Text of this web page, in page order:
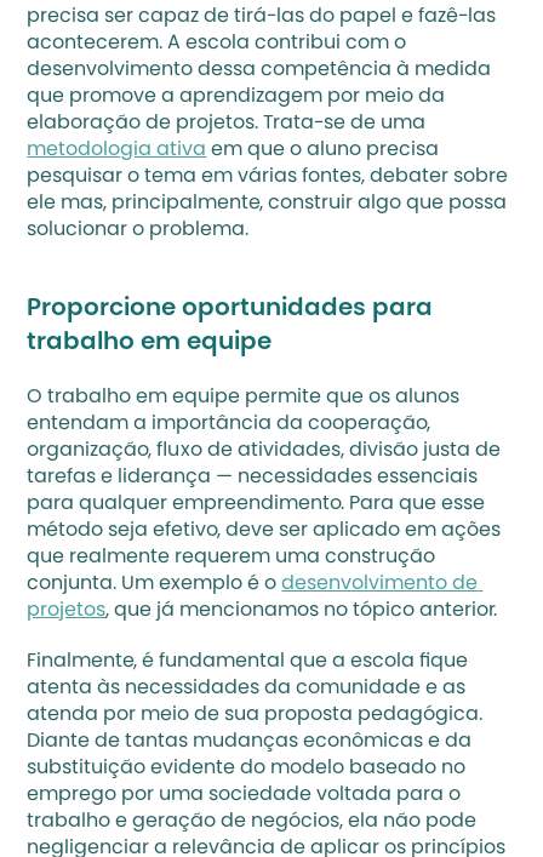
precisa ser capaz de tirá-las do papel e fazê-las
acontecerem. A escola contribui com o
desenvolvimento dessa competência à medida
que promove a aprendizagem por meio da
metodologia ativa em que o aluno precisa
pesquisar o tema em várias fontes, debater sobre
ele mas, principalmente, construir algo que possa
solucionar o problema.
Proporcione oportunidades para
trabalho em equipe
O trabalho em equipe permite que os alunos
entendam a importância da cooperação,
organização, fluxo de atividades, divisão justa de
tarefas e liderança — necessidades essenciais
para qualquer empreendimento. Para que esse
método seja efetivo, deve ser aplicado em ações
que realmente requerem uma construção
conjunta. Um exemplo é o desenvolvimento de
projetos, que já mencionamos no tópico anterior.
Finalmente, é fundamental que a escola fique
atenta às necessidades da comunidade e as
atenda por meio de sua proposta pedagógica.
Diante de tantas mudanças econômicas e da
substituição evidente do modelo baseado no
emprego por uma sociedade voltada para o
trabalho e geração de negócios, ela não pode
negligenciar a relevância de aplicar os princípios